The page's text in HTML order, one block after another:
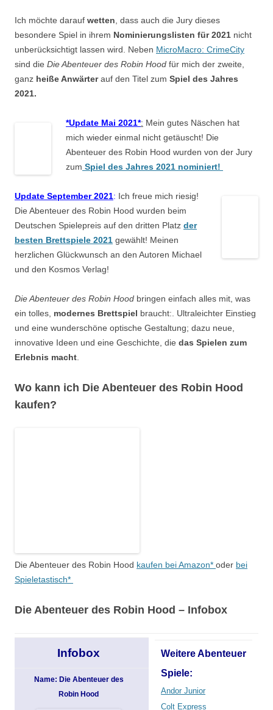
Ich möchte darauf wetten, dass auch die Jury dieses
besondere Spiel in ihrem Nominierungslisten für 2021 nicht
unberücksichtigt lassen wird. Neben MicroMacro: CrimeCity
sind die Die Abenteuer des Robin Hood für mich der zweite,
ganz heiße Anwärterauf den Titel zum Spiel des Jahres
2021.
*Update Mai 2021*: Mein gutes Näschen hat
mich wieder einmal nicht getäuscht! Die
Abenteuer des Robin Hood wurden von der Jury
zum Spiel des Jahres 2021 nominiert!
Update September 2021: Ich freue mich riesig!
Die Abenteuer des Robin Hood wurden beim
Deutschen Spielepreis auf den dritten Platz der
besten Brettspiele 2021 gewählt! Meinen
herzlichen Glückwunsch an den Autoren Michael
und den Kosmos Verlag!
Die Abenteuer des Robin Hood bringen einfach alles mit, was
ein tolles, modernes Brettspiel braucht:. Ultraleichter Einstieg
und eine wunderschöne optische Gestaltung; dazu neue,
innovative Ideen und eine Geschichte, die das Spielen zum
Erlebnis macht.
Wo kann ich Die Abenteuer des Robin Hood
kaufen?
Die Abenteuer des Robin Hood kaufen bei Amazon* oder bei
Spieletastisch*
Die Abenteuer des Robin Hood – Infobox
Infobox
Name: Die Abenteuer des
Robin Hood
Weitere Abenteuer
Spiele:
Andor Junior
Colt Express